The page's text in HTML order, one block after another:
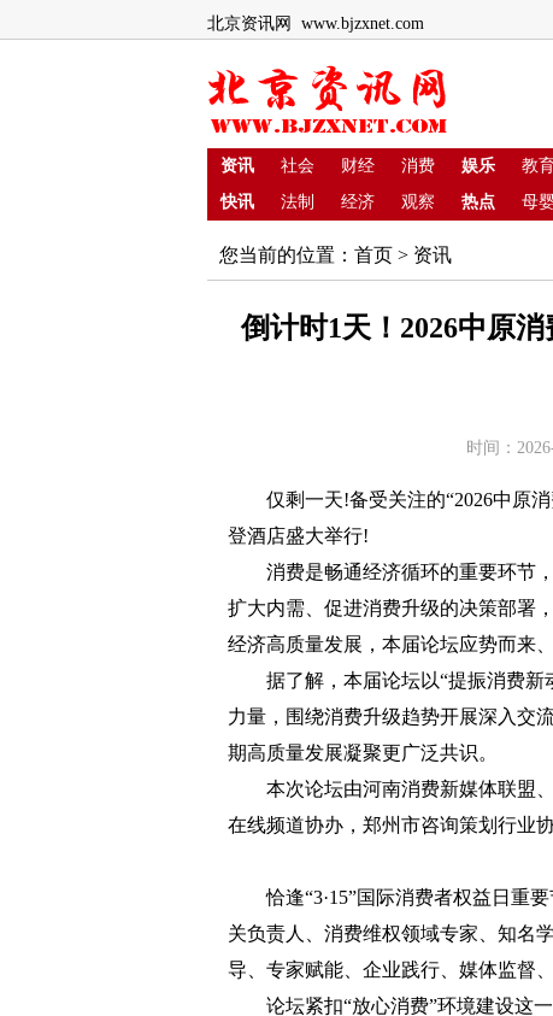
北京资讯网 www.bjzxnet.com
资讯 社会 财经 消费 娱乐 教育
快讯
法制 经济 观察 热点 母
您当前的位置： 首页 > 资讯
倒计时1天！2026中原
时间：
仅剩一天!备受关注的“2026中原消
登酒店盛大举行!
消费是畅通经济循环的重要环节，
扩大内需、促进消费升级的决策部署
经济高质量发展，本届论坛应势而来、
据了解，本届论坛以“提振消费新
力量，围绕消费升级趋势开展深入交
期高质量发展凝聚更广泛共识。
本次论坛由河南消费新媒体联盟、
在线频道协办，郑州市咨询策划行业
恰逢“3·15”国际消费者权益日重要
关负责人、消费维权领域专家、知名
导、专家赋能、企业践行、媒体监督
论坛紧扣“放心消费”环境建设这一